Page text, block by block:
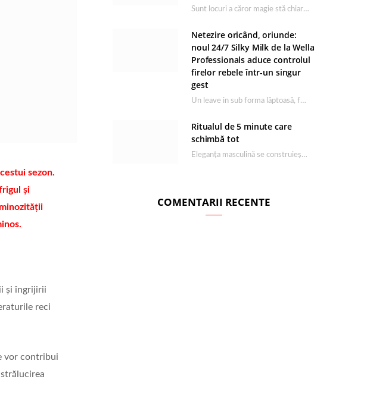
sezon.
și
și îngrijirii
reci
vor contribui
Sunt locuri a căror magie stă chiar în firea lor naturală, iar Lacul Ursu din…
Netezire oricând, oriunde:
noul 24/7 Silky Milk de la Wella
Professionals aduce controlul
firelor rebele într-un singur
gest
Un leave in sub forma lăptoasă, fără clătire care completează rutina Ultimate Smooth și transformă…
Ritualul de 5 minute care
schimbă tot
Eleganța masculină se construiește dimineața, în câteva minute și cu produsele potrivite. O rutină de…
COMENTARII RECENTE